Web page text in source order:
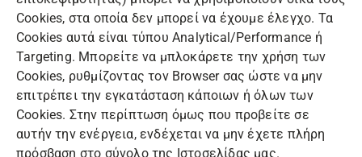
Cookies, στα οποία δεν μπορεί να έχουμε έλεγχο. Τα
Cookies αυτά είναι τύπου Analytical/Performance ή
Targeting. Μπορείτε να μπλοκάρετε την χρήση των
Cookies, ρυθμίζοντας τον Browser σας ώστε να μην
επιτρέπει την εγκατάσταση κάποιων ή όλων των
Cookies. Στην περίπτωση όμως που προβείτε σε
αυτήν την ενέργεια, ενδέχεται να μην έχετε πλήρη
πρόσβαση στο σύνολο της Ιστοσελίδας μας.